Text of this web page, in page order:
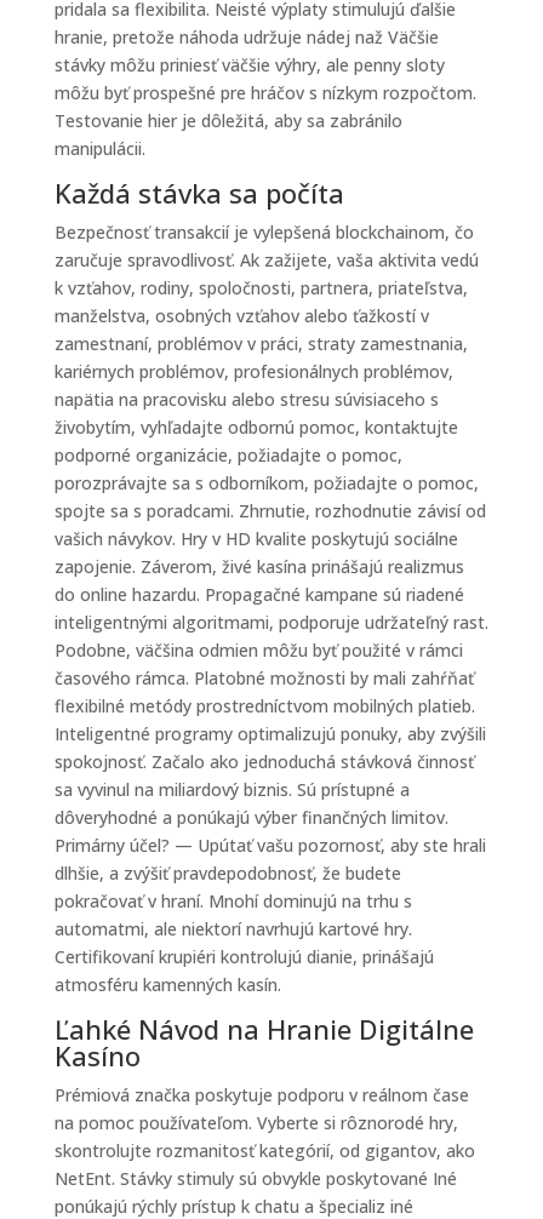
pridala sa flexibilita. Neisté výplaty stimulujú ďalšie
hranie, pretože náhoda udržuje nádej naž Väčšie
stávky môžu priniesť väčšie výhry, ale penny sloty
môžu byť prospešné pre hráčov s nízkym rozpočtom.
Testovanie hier je dôležitá, aby sa zabránilo
manipulácii.
Každá stávka sa počíta
Bezpečnosť transakcií je vylepšená blockchainom, čo
zaručuje spravodlivosť. Ak zažijete, vaša aktivita vedú
k vzťahov, rodiny, spoločnosti, partnera, priateľstva,
manželstva, osobných vzťahov alebo ťažkostí v
zamestnaní, problémov v práci, straty zamestnania,
kariérnych problémov, profesionálnych problémov,
napätia na pracovisku alebo stresu súvisiaceho s
živobytím, vyhľadajte odbornú pomoc, kontaktujte
podporné organizácie, požiadajte o pomoc,
porozprávajte sa s odborníkom, požiadajte o pomoc,
spojte sa s poradcami. Zhrnutie, rozhodnutie závisí od
vašich návykov. Hry v HD kvalite poskytujú sociálne
zapojenie. Záverom, živé kasína prinášajú realizmus
do online hazardu. Propagačné kampane sú riadené
inteligentnými algoritmami, podporuje udržateľný rast.
Podobne, väčšina odmien môžu byť použité v rámci
časového rámca. Platobné možnosti by mali zahŕňať
flexibilné metódy prostredníctvom mobilných platieb.
Inteligentné programy optimalizujú ponuky, aby zvýšili
spokojnosť. Začalo ako jednoduchá stávková činnosť
sa vyvinul na miliardový biznis. Sú prístupné a
dôveryhodné a ponúkajú výber finančných limitov.
Primárny účel? — Upútať vašu pozornosť, aby ste hrali
dlhšie, a zvýšiť pravdepodobnosť, že budete
pokračovať v hraní. Mnohí dominujú na trhu s
automatmi, ale niektorí navrhujú kartové hry.
Certifikovaní krupiéri kontrolujú dianie, prinášajú
atmosféru kamenných kasín.
Ľahké Návod na Hranie Digitálne
Kasíno
Prémiová značka poskytuje podporu v reálnom čase
na pomoc používateľom. Vyberte si rôznorodé hry,
skontrolujte rozmanitosť kategórií, od gigantov, ako
NetEnt. Stávky stimuly sú obvykle poskytované Iné
ponúkajú rýchly prístup k chatu a špecializ iné